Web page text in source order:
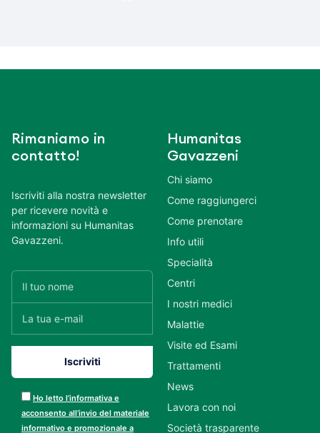
Rimaniamo in
contatto!
Iscriviti alla nostra newsletter
per ricevere novità e
informazioni su Humanitas
Gavazzeni.
Ho letto l’informativa e
acconsento all’invio del materiale
informativo e promozionale a
Humanitas
Gavazzeni
Chi siamo
Come raggiungerci
Come prenotare
Info utili
Specialità
Centri
I nostri medici
Malattie
Visite ed Esami
Trattamenti
News
Lavora con noi
Società trasparente